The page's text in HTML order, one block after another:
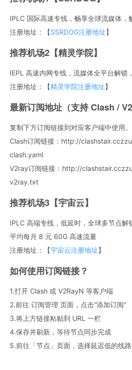
IPLC 国际高速专线，畅享全球流媒体
注册地址：【SSRDOG注册地址】
推荐机场2【精灵学院】
IEPL 高速内网专线，流媒体全平台解锁
注册地址：【精灵学院注册地址】
最新订阅地址（支持 Clash /
复制下方订阅链接到对应客户端中使用。
Clash订阅链接：http://
clash.yaml
V2ray订阅链接：http://
v2ray.txt
推荐机场3【宇宙云】
IPLC 高端专线，低延时，全球多节点解
平均每月 8 元 60G 高速流量
注册地址：【宇宙云注册地址】
如何使用订阅链接？
1.打开 Clash 或 V2RayN 等客户端
2.前往 订阅管理 页面，点击“添加订阅”
3.将上方链接粘贴到 URL 一栏
4.保存并刷新，等待节点同步完成
5.前往「节点」页面，选择延迟低的线